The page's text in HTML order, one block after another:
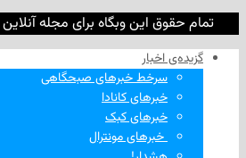
این وبگاه برای مجله آنلاین «مداد»
اخبار
سرخط خبرهای صبحگاهی
خبرهای کانادا
خبرهای کبک
‌ خبرهای مونترال